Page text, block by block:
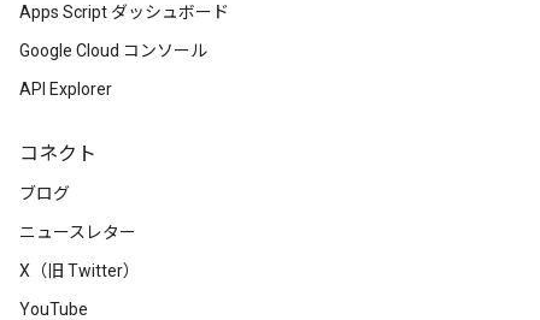
Apps Script ダッシュボード
Google Cloud コンソール
API Explorer
コネクト
ブログ
ニュースレター
X（旧 Twitter）
YouTube